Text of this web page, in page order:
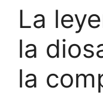
La
la
la